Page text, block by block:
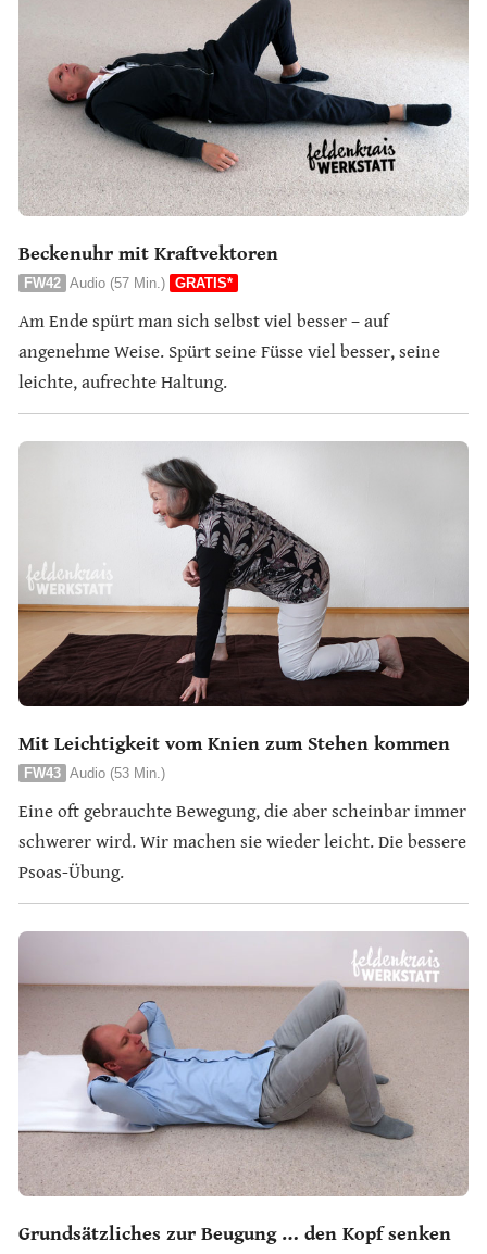
Beckenuhr mit Kraftvektoren
FW42 Audio (57 Min.) GRATIS*
Am Ende spürt man sich selbst viel besser – auf
angenehme Weise. Spürt seine Füsse viel besser, seine
leichte, aufrechte Haltung.
Mit Leichtigkeit vom Knien zum Stehen kommen
FW43 Audio (53 Min.)
Eine oft gebrauchte Bewegung, die aber scheinbar immer
schwerer wird. Wir machen sie wieder leicht. Die bessere
Psoas-Übung.
Grundsätzliches zur Beugung … den Kopf senken